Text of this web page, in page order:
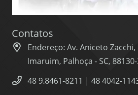
Contatos
Endereço: Av. Aniceto Zacchi,
Imaruim, Palhoça - SC, 88130-
48 9.8461-8211 | 48 4042-